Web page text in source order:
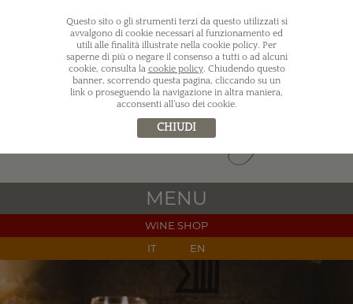
MENU
WINE SHOP
IT
EN
Questo sito o gli strumenti terzi da questo utilizzati si
avvalgono di cookie necessari al funzionamento ed
utili alle finalità illustrate nella cookie policy. Per
saperne di più o negare il consenso a tutti o ad alcuni
cookie, consulta la cookie policy. Chiudendo questo
banner, scorrendo questa pagina, cliccando su un
link o proseguendo la navigazione in altra maniera,
acconsenti all’uso dei cookie.
CHIUDI